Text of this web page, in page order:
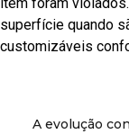
superfície quando
customizáveis
A evolução